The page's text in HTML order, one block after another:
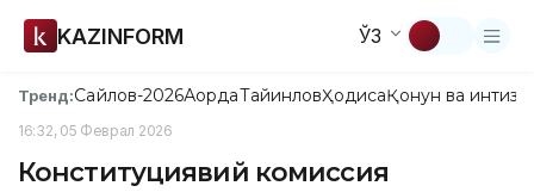
KAZINFORM ЎЗ
Тренд:Сайлов-2026АқордаТайинловҲодисаҚонун ва
16:32, 05 Феврал 2026
Конституциявий комиссия